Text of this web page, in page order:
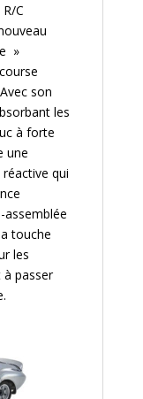
C
»
son
les
à forte
une
qui
assemblée
touche
les
passer